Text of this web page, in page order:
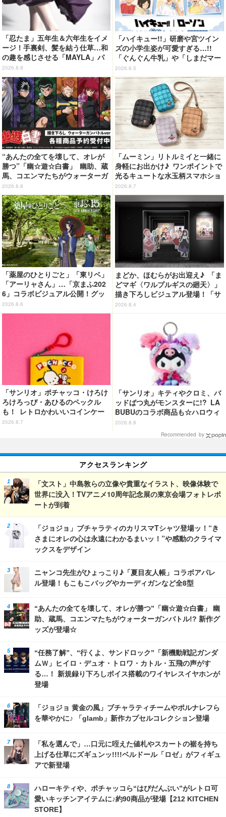
「忍たま」五年生＆六年生をイメ
ージ！手裏剣、髪を結う仕草…和
の趣を感じさせる「MAYLA」パ
ンプス
2026.8.8
「ハイキュー!!」研磨や宮ツイン
ズの小学生姿が可愛すぎる…!!
「ぐんぐん牛乳」や「しまだマー
ト」デザインのグッズも!? ロー
ソン限定グッズが登場！
2026.8.5
“あんたの全てを壊して、オレが
勝つ”「幽☆遊☆白書」 幽助、蔵
馬、コエンマたちがウォーターガ
ンバトル!? 新作グッズが登場☆
2026.8.8
「ムーミン」リトルミイと一緒に
身軽にお出かけ♪ ワンポイントで
光るキュートな水玉柄スマホショ
ルダーが新登場！
2026.8.7
「薬屋のひとりごと」「東リベ」
「アーリャさん」…「京まふ202
6」コラボビジュアル公開！グッ
ズなどの最新情報も
2026.8.6
まどか、ほむらがお出迎え♪ 「ま
どマギ〈ワルプルギスの廻天〉」
描き下ろしビジュアル登場！「サ
ンシャインシティプリンスホテ
ル」コラボ開催
2026.8.4
「サンリオ」ポチャッコ・けろけ
ろけろっぴ・あひるのペックル
も！ レトロかわいいコインケー
ス第2弾がカプセルトイに登場♪
2026.8.7
「サンリオ」キティやクロミ、バ
ッドばつ丸がモンスターに!? LA
BUBUのコラボ商品も☆ハロウィ
ーングッズ情報が到着【サンリオ
ピューロランド】
2026.8.8
Recommended by
アクセスランキング
「文スト」中島敦らの立像や貴重なイラスト、映像体験で
世界に没入！TVアニメ10周年記念展の東京会場フォトレポ
ートが到着
「ジョジョ」ブチャラティのカリスマTシャツ登場ッ！“き
さまにオレの心は永遠にわかるまいッ！”や感動のクライマ
ックスをデザイン
ニャンコ先生がひょっこり♪「夏目友人帳」コラボアパレ
ル登場！もこもこバッグやカーディガンなど全8型
“あんたの全てを壊して、オレが勝つ”「幽☆遊☆白書」 幽
助、蔵馬、コエンマたちがウォーターガンバトル!? 新作グ
ッズが登場☆
“任務了解”、“行くよ、サンドロック”「新機動戦記ガンダ
ムＷ」ヒイロ・デュオ・トロワ・カトル・五飛の声がす
る…！ 新規録り下ろしボイス搭載のワイヤレスイヤホンが
登場
「ジョジョ 黄金の風」ブチャラティチームやポルナレフら
を華やかに♪ 「glamb」新作カプセルコレクション登場
「私を選んで」…口元に咥えた値札やスカートの裾を持ち
上げる仕草にズギュンッ!!!!ベルドール「ロゼ」がフィギュ
アで新登場
ハローキティや、ポチャッコら“はぴだんぶい”がレトロ可
愛いキッチンアイテムに♪約90商品が登場【212 KITCHEN
STORE】